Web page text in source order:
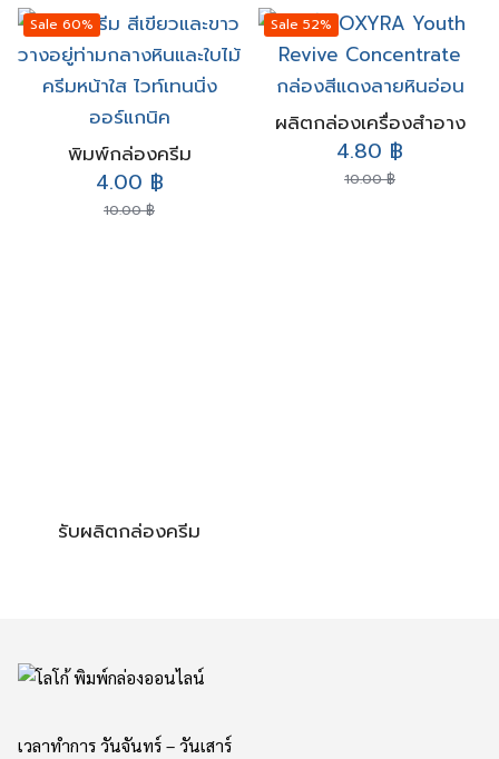
Sale 60%
พิมพ์กล่องครีม
10.00฿
Original
price
4.00 ฿Current
Sale 52%
ผลิตกล่องเครื่องสำอาง
10.00฿
Original
price
4.80 ฿
รับผลิตกล่องครีม
เวลาทำการ วันจันทร์ – วันเสาร์